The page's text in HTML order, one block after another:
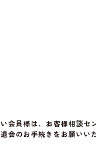
員様は、お客様相談セ
のお手続きをお願いい